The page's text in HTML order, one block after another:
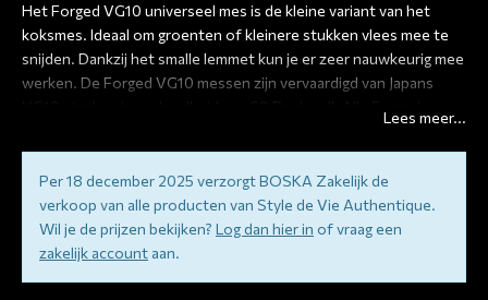
Het Forged VG10 universeel mes is de kleine variant van het
koksmes. Ideaal om groenten of kleinere stukken vlees mee te
snijden. Dankzij het smalle lemmet kun je er zeer nauwkeurig mee
werken. De Forged VG10 messen zijn vervaardigd van Japans
2 mm en een snijhoek van 18 graden. Verpakt in een luxe houten
kistje. Met een garantie van 10 jaar.
Lees meer...
Per 18 december 2025 verzorgt BOSKA Zakelijk de
verkoop van alle producten van Style de Vie Authentique.
Wil je de prijzen bekijken? Log dan hier in of vraag een
zakelijk account aan.